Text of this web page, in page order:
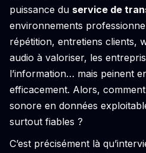
puissance du service de
environnements
répétition, entretiens clients,
audio à valoriser, les
l’information… mais peinent
efficacement. Alors,
sonore en données
surtout fiables ?
C’est précisément là